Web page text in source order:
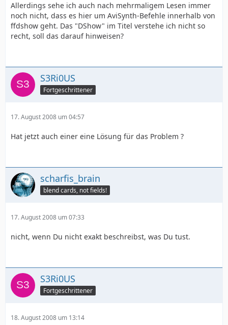
Allerdings sehe ich auch nach mehrmaligem Lesen immer
noch nicht, dass es hier um AviSynth-Befehle innerhalb von
ffdshow geht. Das "DShow" im Titel verstehe ich nicht so
recht, soll das darauf hinweisen?
S3Ri0US
Fortgeschrittener
17. August 2008 um 04:57
Hat jetzt auch einer eine Lösung für das Problem ?
scharfis_brain
blend cards, not fields!
17. August 2008 um 07:33
nicht, wenn Du nicht exakt beschreibst, was Du tust.
S3Ri0US
Fortgeschrittener
18. August 2008 um 13:14